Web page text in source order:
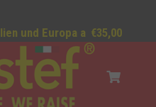
und Europa a €35,00